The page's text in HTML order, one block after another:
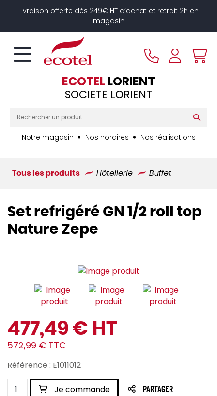
Livraison offerte dès 249€ HT d’achat et retrait 2h en
magasin
ECOTELLORIENT
SOCIETE LORIENT
Notre magasin Nos horaires Nos réalisations
Tous les produits Hôtellerie Buffet
Set refrigéré GN 1/2 roll top
Nature Zepe
477,49 € HT
572,99 € TTC
Référence : E1011012
Je commande PARTAGER
Panneau de gestion des cookies